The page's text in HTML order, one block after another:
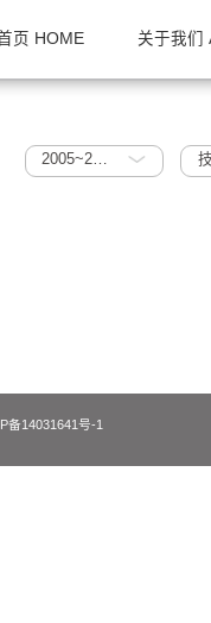
首页 HOME 关
2005~2010
沪ICP备14031641号-1